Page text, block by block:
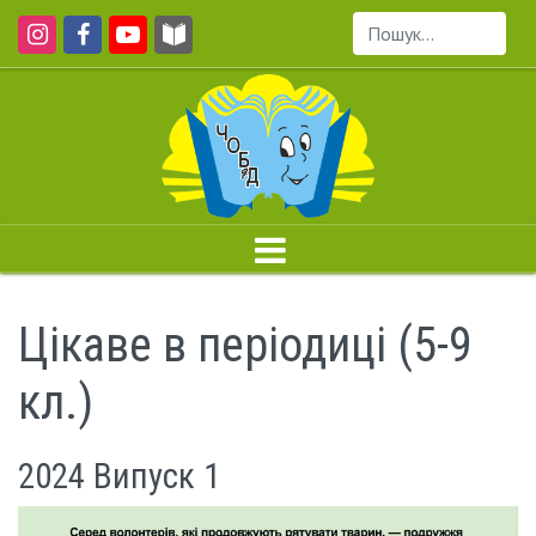
Пошук...
Цікаве в періодиці (5-9
кл.)
2024 Випуск 1